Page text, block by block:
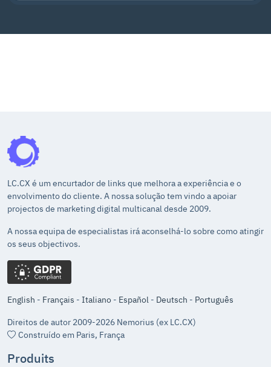
LC.CX é um encurtador de links que melhora a experiência e o
envolvimento do cliente. A nossa solução tem vindo a apoiar
projectos de marketing digital multicanal desde 2009.
A nossa equipa de especialistas irá aconselhá-lo sobre como atingir
os seus objectivos.
English - Français - Italiano - Español - Deutsch - Português
Direitos de autor 2009-2026 Nemorius (ex LC.CX)
Construído em Paris, França
Produits